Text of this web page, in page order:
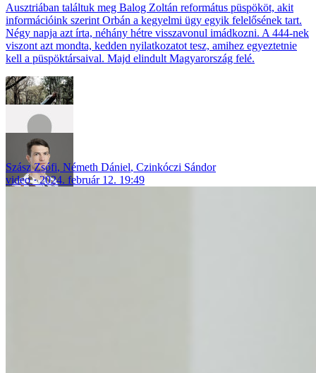
Ausztriában találtuk meg Balog Zoltán református püspököt, akit
információink szerint Orbán a kegyelmi ügy egyik felelősének tart.
Négy napja azt írta, néhány hétre visszavonul imádkozni. A 444-nek
viszont azt mondta, kedden nyilatkozatot tesz, amihez egyeztetnie
kell a püspöktársaival. Majd elindult Magyarország felé.
Szász Zsófi, Németh Dániel, Czinkóczi Sándor
video
2024. február 12. 19:49